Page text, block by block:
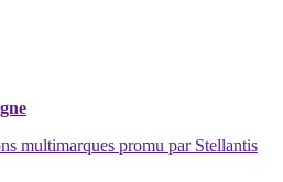
multimarques promu par Stellantis